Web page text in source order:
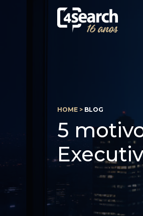
HOME > BLOG
5